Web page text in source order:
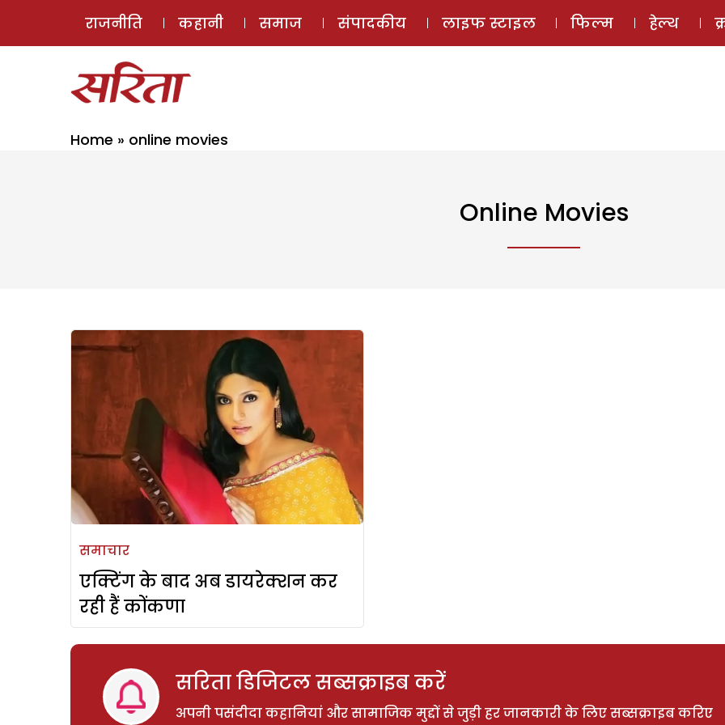
ई-मैगज़ीन
राजनीति कहानी समाज संपादकीय लाइफ स्टाइल फिल्म हेल्थ
Home » online movies
Online Movies
समाचार
एक्टिंग के बाद अब डायरेक्शन कर
रही हैं कोंकणा
सरिता डिजिटल सब्सक्राइब करें
अपनी पसंदीदा कहानियां और सामाजिक मुद्दों से जुड़ी हर जानकारी के लिए सब्सक्राइब करिए